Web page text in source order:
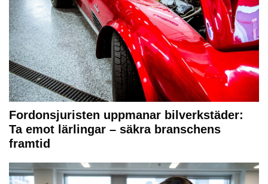
Fordonsjuristen uppmanar bilverkstäder:
Ta emot lärlingar – säkra branschens
framtid